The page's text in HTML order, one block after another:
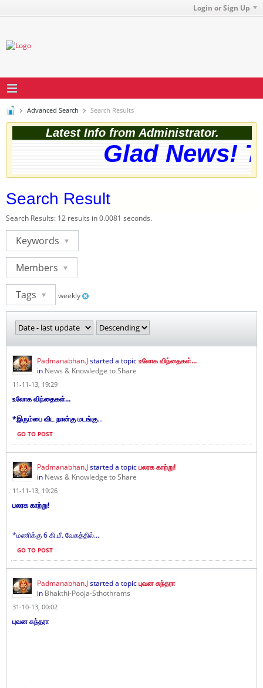
Login or Sign Up
Advanced Search Search Results
Latest Info from Administrator.
Glad News!
Search Result
Search Results: 12 results in 0.0081 seconds.
Keywords
Members
Tags weekly
Padmanabhan.Jstarted a topicஉலோக விந்தைகள்...
in News & Knowledge to Share
11-11-13, 19:29
உலோக விந்தைகள்...
*இரும்பை விட நான்கு மடங்கு...
GO TO POST
Padmanabhan.Jstarted a topicபலரக காற்று!
in News & Knowledge to Share
11-11-13, 19:26
பலரக காற்று!
*மணிக்கு 6 கி.மீ. வேகத்தில்...
GO TO POST
Padmanabhan.Jstarted a topicபுவன சுந்தரா
in Bhakthi-Pooja-Sthothrams
31-10-13, 00:02
புவன சுந்தரா